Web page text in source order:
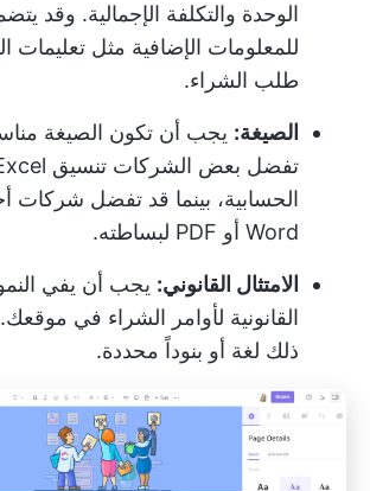
الوحدة والتكلفة الإجمالية. وقد
للمعلومات الإضافية مثل
طلب الشراء.
الصيغة: يجب أن تكون الصيغة
الحسابية، بينما قد تفضل شركات
Word أو PDF لبساطته.
الامتثال القانوني: يجب أن يفي
القانونية لأوامر الشراء في
ذلك لغة أو بنوداً محددة.